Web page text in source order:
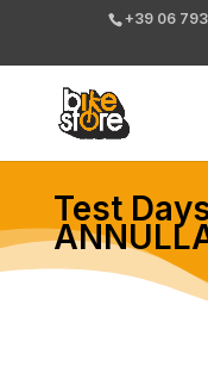
+39 06
Test